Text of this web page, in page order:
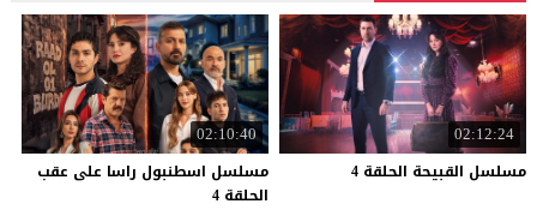
02:12:24
مسلسل القبيحة الحلقة 4
02:10:40
مسلسل اسطنبول راسا على عقب
الحلقة 4